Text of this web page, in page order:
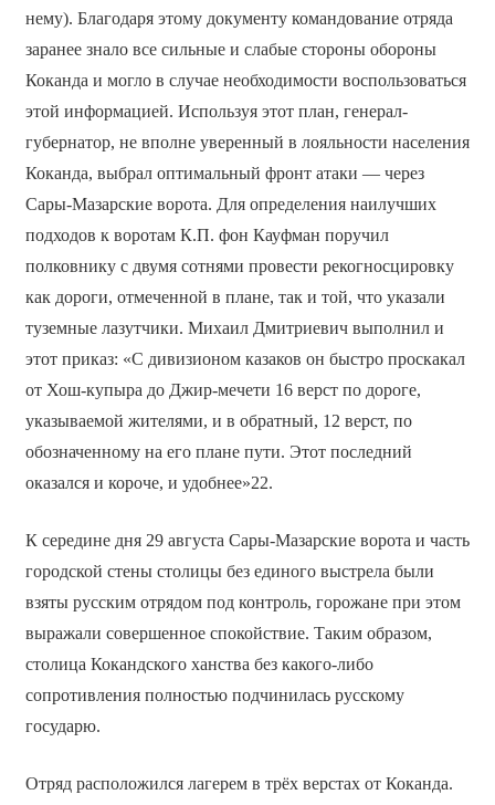
нему). Благодаря этому документу командование отряда
заранее знало все сильные и слабые стороны обороны
Коканда и могло в случае необходимости воспользоваться
этой информацией. Используя этот план, генерал-
губернатор, не вполне уверенный в лояльности населения
Коканда, выбрал оптимальный фронт атаки — через
Сары-Мазарские ворота. Для определения наилучших
подходов к воротам К.П. фон Кауфман поручил
полковнику с двумя сотнями провести рекогносцировку
как дороги, отмеченной в плане, так и той, что указали
туземные лазутчики. Михаил Дмитриевич выполнил и
этот приказ: «С дивизионом казаков он быстро проскакал
от Хош-купыра до Джир-мечети 16 верст по дороге,
указываемой жителями, и в обратный, 12 верст, по
обозначенному на его плане пути. Этот последний
оказался и короче, и удобнее»22.
К середине дня 29 августа Сары-Мазарские ворота и часть
городской стены столицы без единого выстрела были
взяты русским отрядом под контроль, горожане при этом
выражали совершенное спокойствие. Таким образом,
столица Кокандского ханства без какого-либо
сопротивления полностью подчинилась русскому
государю.
Отряд расположился лагерем в трёх верстах от Коканда.